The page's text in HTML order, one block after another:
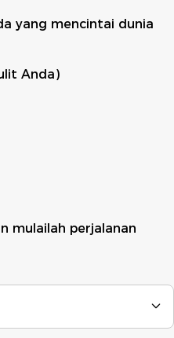
yang mencintai dunia
Anda)
mulailah perjalanan